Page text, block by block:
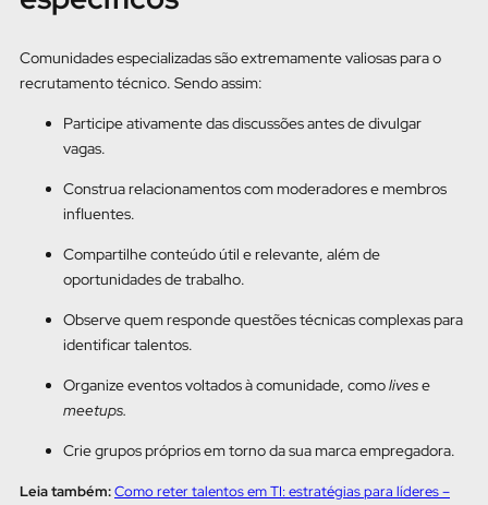
Comunidades especializadas são extremamente valiosas para o
recrutamento técnico. Sendo assim:
Participe ativamente das discussões antes de divulgar
vagas.
Construa relacionamentos com moderadores e membros
influentes.
Compartilhe conteúdo útil e relevante, além de
oportunidades de trabalho.
Observe quem responde questões técnicas complexas para
identificar talentos.
Organize eventos voltados à comunidade, comolivese
meetups.
Crie grupos próprios em torno da sua marca empregadora.
Leia também:Como reter talentos em TI: estratégias para líderes –